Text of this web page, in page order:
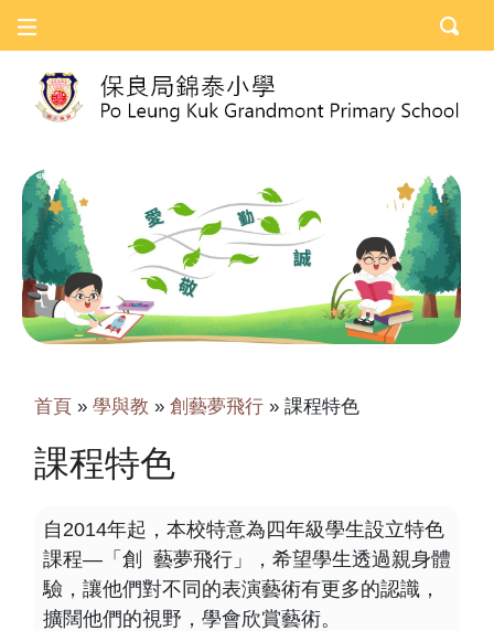
首頁 » 學與教 » 創藝夢飛行 » 課程特色
課程特色
自2014年起，本校特意為四年級學生設立特色
課程—「創  藝夢飛行」，希望學生透過親身體
驗，讓他們對不同的表演藝術有更多的認識，
擴闊他們的視野，學會欣賞藝術。